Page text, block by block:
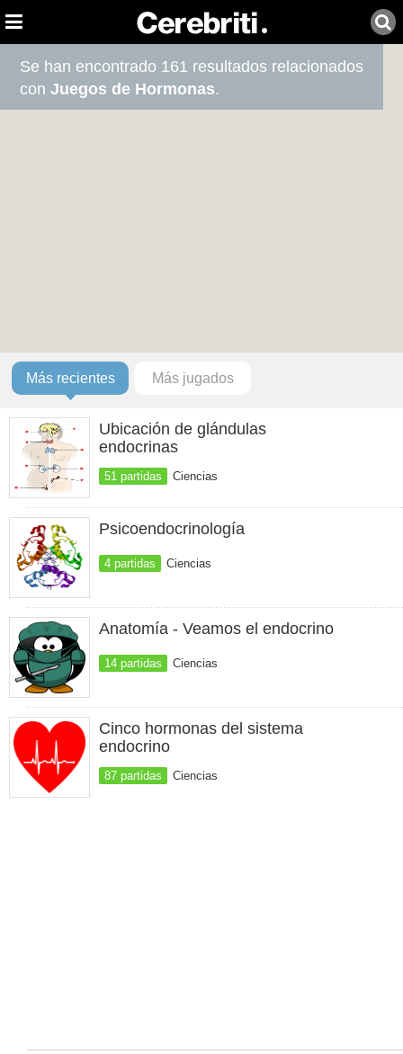
Se han encontrado 161 resultados relacionados
conJuegos de Hormonas.
Más recientes Más jugados
Ubicación de glándulas
endocrinas
51 partidas Ciencias
Psicoendocrinología
4 partidas Ciencias
Anatomía - Veamos el endocrino
14 partidas Ciencias
Cinco hormonas del sistema
endocrino
87 partidas Ciencias